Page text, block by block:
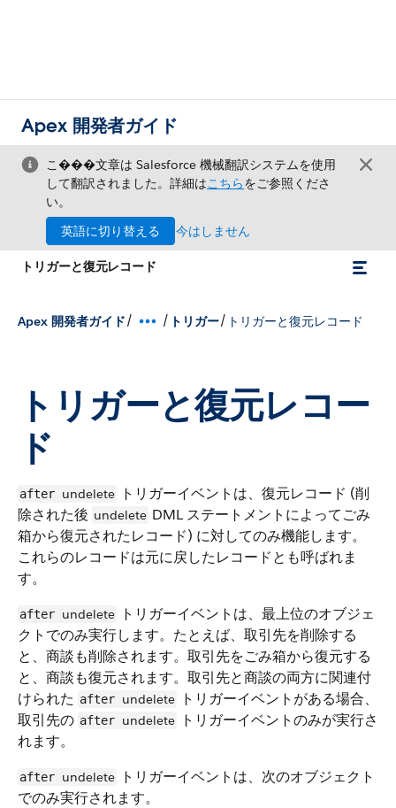
Apex 開発者ガイド
こ���文章は Salesforce 機械翻訳システムを使用
して翻訳されました。詳細はこちらをご参照くださ
い。
英語に切り替える
今はしません
トリガーと復元レコード
Apex 開発者ガイド/ / トリガー/ トリガーと復元レコード
トリガーと復元レコー
ド
after undelete
トリガーイベントは、復元レコード (削
除された後 undelete DML ステートメントによってごみ
箱から復元されたレコード) に対してのみ機能します。
これらのレコードは元に戻したレコードとも呼ばれま
す。
after undelete
トリガーイベントは、最上位のオブジェ
クトでのみ実行します。たとえば、取引先を削除する
と、商談も削除されます。取引先をごみ箱から復元する
と、商談も復元されます。取引先と商談の両方に関連付
けられた after undelete
トリガーイベントがある場合、
取引先の after undelete
トリガーイベントのみが実行さ
れます。
after undelete
トリガーイベントは、次のオブジェクト
でのみ実行されます。